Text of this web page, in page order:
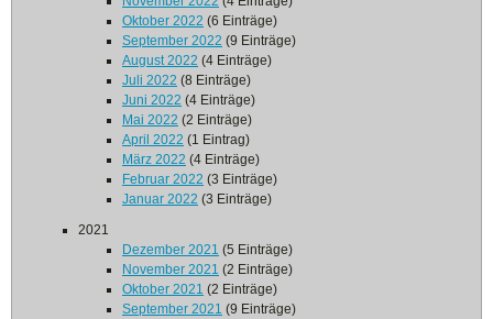
Oktober 2022 (6 Einträge)
September 2022 (9 Einträge)
August 2022 (4 Einträge)
Juli 2022 (8 Einträge)
Juni 2022 (4 Einträge)
Mai 2022 (2 Einträge)
April 2022 (1 Eintrag)
März 2022 (4 Einträge)
Februar 2022 (3 Einträge)
Januar 2022 (3 Einträge)
2021
Dezember 2021 (5 Einträge)
November 2021 (2 Einträge)
Oktober 2021 (2 Einträge)
September 2021 (9 Einträge)